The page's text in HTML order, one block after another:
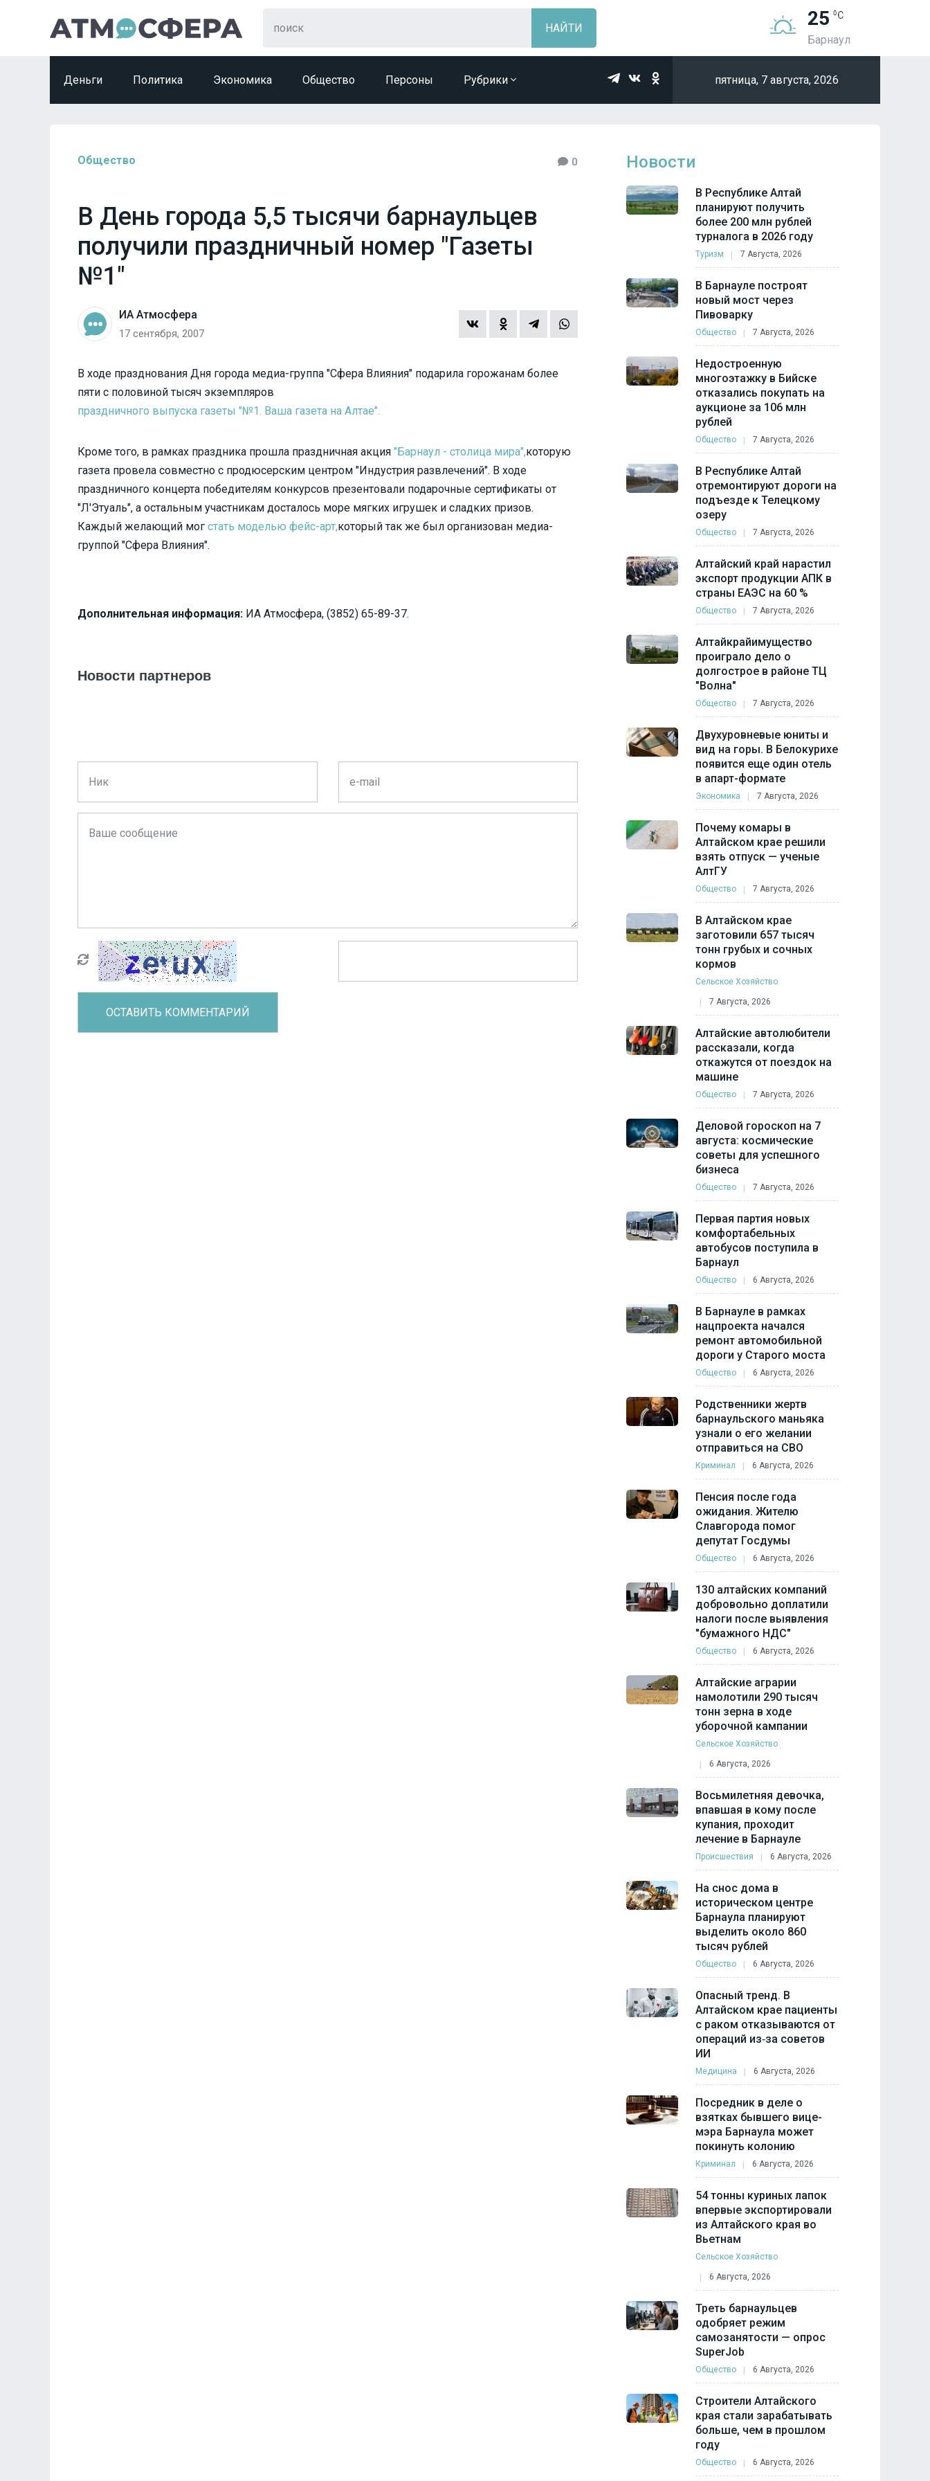
25
Барнаул
Деньги Политика Экономика Общество Персоны Рубрики пятница, 7 августа, 2026
Общество 0
В День города 5,5 тысячи барнаульцев
получили праздничный номер "Газеты
№1"
ИА Атмосфера
17 сентября, 2007
В ходе празднования Дня города медиа-группа "Сфера Влияния" подарила горожанам более
пяти с половиной тысяч экземпляров
праздничного выпуска газеты "№1. Ваша газета на Алтае".
Кроме того, в рамках праздника прошла праздничная акция "Барнаул - столица мира",которую
газета провела совместно с продюсерским центром "Индустрия развлечений". В ходе
праздничного концерта победителям конкурсов презентовали подарочные сертификаты от
"Л'Этуаль", а остальным участникам досталось море мягких игрушек и сладких призов.
Каждый желающий мог стать моделью фейс-арт,который так же был организован медиа-
группой "Сфера Влияния".
Дополнительная информация: ИА Атмосфера, (3852) 65-89-37.
Новости партнеров
Новости
В Республике Алтай
планируют получить
более 200 млн рублей
турналога в 2026 году
Туризм 7 Августа, 2026
В Барнауле построят
новый мост через
Пивоварку
Общество 7 Августа, 2026
Недостроенную
многоэтажку в Бийске
отказались покупать на
аукционе за 106 млн
рублей
Общество 7 Августа, 2026
В Республике Алтай
отремонтируют дороги на
подъезде к Телецкому
озеру
Общество 7 Августа, 2026
Алтайский край нарастил
экспорт продукции АПК в
страны ЕАЭС на 60 %
Общество 7 Августа, 2026
Алтайкрайимущество
проиграло дело о
долгострое в районе ТЦ
"Волна"
Общество 7 Августа, 2026
Двухуровневые юниты и
вид на горы. В Белокурихе
появится еще один отель
в апарт-формате
Экономика 7 Августа, 2026
Почему комары в
Алтайском крае решили
взять отпуск — ученые
АлтГУ
Общество 7 Августа, 2026
В Алтайском крае
заготовили 657 тысяч
тонн грубых и сочных
кормов
Сельское Хозяйство
7 Августа, 2026
Алтайские автолюбители
рассказали, когда
откажутся от поездок на
машине
Общество 7 Августа, 2026
Деловой гороскоп на 7
августа: космические
советы для успешного
бизнеса
Общество 7 Августа, 2026
Первая партия новых
комфортабельных
автобусов поступила в
Барнаул
Общество 6 Августа, 2026
В Барнауле в рамках
нацпроекта начался
ремонт автомобильной
дороги у Старого моста
Общество 6 Августа, 2026
Родственники жертв
барнаульского маньяка
узнали о его желании
отправиться на СВО
Криминал 6 Августа, 2026
Пенсия после года
ожидания. Жителю
Славгорода помог
депутат Госдумы
Общество 6 Августа, 2026
130 алтайских компаний
добровольно доплатили
налоги после выявления
"бумажного НДС"
Общество 6 Августа, 2026
Алтайские аграрии
намолотили 290 тысяч
тонн зерна в ходе
уборочной кампании
Сельское Хозяйство
6 Августа, 2026
Восьмилетняя девочка,
впавшая в кому после
купания, проходит
лечение в Барнауле
Происшествия 6 Августа, 2026
На снос дома в
историческом центре
Барнаула планируют
выделить около 860
тысяч рублей
Общество 6 Августа, 2026
Опасный тренд. В
Алтайском крае пациенты
с раком отказываются от
операций из‑за советов
ИИ
Медицина 6 Августа, 2026
Посредник в деле о
взятках бывшего вице-
мэра Барнаула может
покинуть колонию
Криминал 6 Августа, 2026
54 тонны куриных лапок
впервые экспортировали
из Алтайского края во
Вьетнам
Сельское Хозяйство
6 Августа, 2026
Треть барнаульцев
одобряет режим
самозанятости — опрос
SuperJob
Общество 6 Августа, 2026
Строители Алтайского
края стали зарабатывать
больше, чем в прошлом
году
Общество 6 Августа, 2026